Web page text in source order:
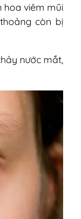
hoa viêm mũi
còn bị
nước mắt,